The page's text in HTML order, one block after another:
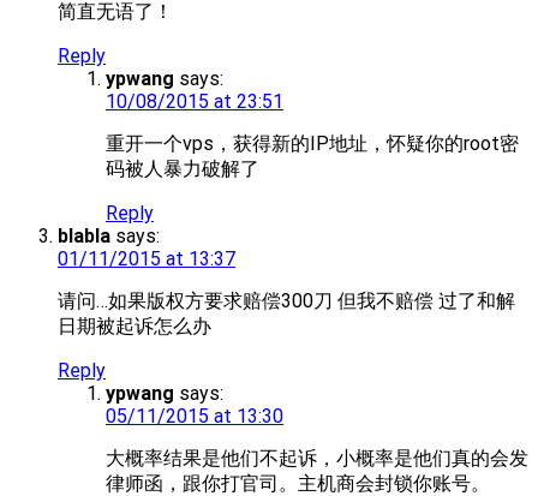
简直无语了！
Reply
ypwang says:
10/08/2015 at 23:51
重开一个vps，获得新的IP地址，怀疑你的root密
码被人暴力破解了
Reply
blabla says:
01/11/2015 at 13:37
请问…如果版权方要求赔偿300刀 但我不赔偿 过了和解
日期被起诉怎么办
Reply
ypwang says:
05/11/2015 at 13:30
大概率结果是他们不起诉，小概率是他们真的会发
律师函，跟你打官司。主机商会封锁你账号。